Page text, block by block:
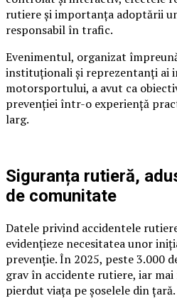
rutiere și importanța adoptării
responsabil în trafic.
Evenimentul, organizat
instituționali și reprezentanți ai
motorsportului, a avut ca
prevenției într-o experiență
larg.
Siguranța rutieră,
de comunitate
Datele privind accidentele
evidențieze necesitatea unor
prevenție. În 2025, peste 3.000
grav în accidente rutiere, iar
pierdut viața pe șoselele din țară.